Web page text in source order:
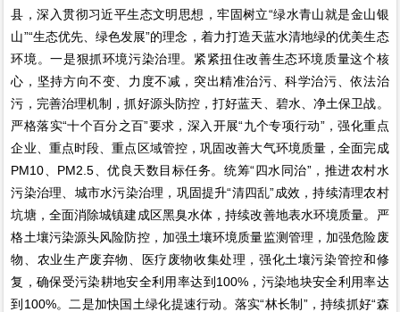
县，深入贯彻习近平生态文明思想，牢固树立“绿水青山就是金山银
山”“生态优先、绿色发展”的理念，着力打造天蓝水清地绿的优美生态
环境。一是狠抓环境污染治理。紧紧扭住改善生态环境质量这个核
心，坚持方向不变、力度不减，突出精准治污、科学治污、依法治
污，完善治理机制，抓好源头防控，打好蓝天、碧水、净土保卫战。
严格落实“十个百分之百”要求，深入开展“九个专项行动”，强化重点
企业、重点时段、重点区域管控，巩固改善大气环境质量，全面完成
PM10、PM2.5、优良天数目标任务。统筹“四水同治”，推进农村水
污染治理、城市水污染治理，巩固提升“清四乱”成效，持续清理农村
坑塘，全面消除城镇建成区黑臭水体，持续改善地表水环境质量。严
格土壤污染源头风险防控，加强土壤环境质量监测管理，加强危险废
物、农业生产废弃物、医疗废物收集处理，强化土壤污染管控和修
复，确保受污染耕地安全利用率达到100%，污染地块安全利用率达
到100%。二是加快国土绿化提速行动。落实“林长制”，持续抓好“森